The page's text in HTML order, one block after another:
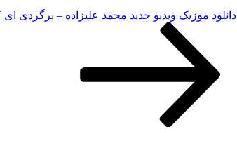
دانلود موزیک ویدیو جدید محمد علیزاده – برگردی